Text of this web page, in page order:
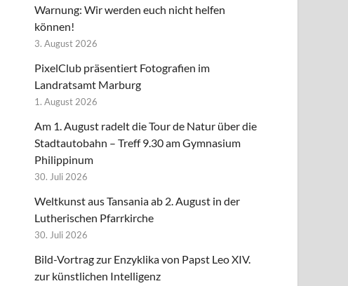
Warnung: Wir werden euch nicht helfen
können!
3. August 2026
PixelClub präsentiert Fotografien im
Landratsamt Marburg
1. August 2026
Am 1. August radelt die Tour de Natur über die
Stadtautobahn – Treff 9.30 am Gymnasium
Philippinum
30. Juli 2026
Weltkunst aus Tansania ab 2. August in der
Lutherischen Pfarrkirche
30. Juli 2026
Bild-Vortrag zur Enzyklika von Papst Leo XIV.
zur künstlichen Intelligenz